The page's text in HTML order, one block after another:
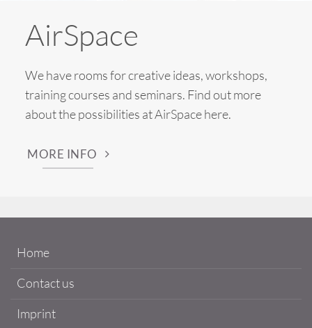
AirSpace
We have rooms for creative ideas, workshops,
training courses and seminars. Find out more
about the possibilities at AirSpace here.
MORE INFO
Home
Contact us
Imprint